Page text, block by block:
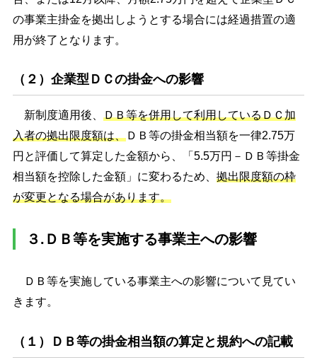
の事業主掛金を拠出しようとする場合には経過措置の適
用が終了となります。
（２）企業型ＤＣの掛金への影響
新制度適用後、
ＤＢ等を併用して利用しているＤＣ加
入者の拠出限度額は、
ＤＢ等の掛金相当額を一律2.75万
円と評価して算定した金額から、「5.5万円－ＤＢ等掛金
相当額を控除した金額」に変わるため、 拠出限度額の枠
が変更となる場合があります。
３.ＤＢ等を実施する事業主への影響
ＤＢ等を実施している事業主への影響について見てい
きます。
（１）ＤＢ等の掛金相当額の算定と規約への記載